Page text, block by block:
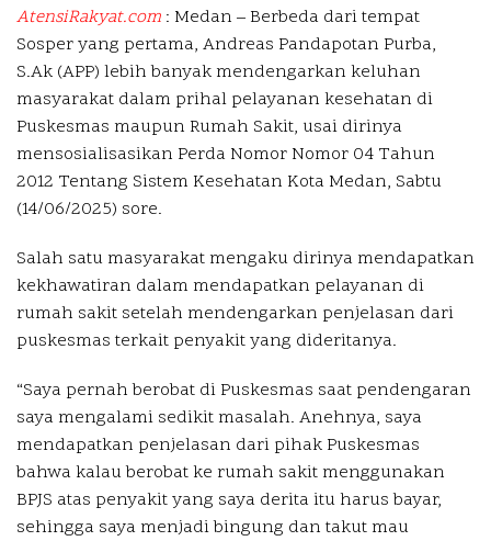
AtensiRakyat.com : Medan – Berbeda dari tempat
Sosper yang pertama, Andreas Pandapotan Purba,
S.Ak (APP) lebih banyak mendengarkan keluhan
masyarakat dalam prihal pelayanan kesehatan di
Puskesmas maupun Rumah Sakit, usai dirinya
mensosialisasikan Perda Nomor Nomor 04 Tahun
2012 Tentang Sistem Kesehatan Kota Medan, Sabtu
(14/06/2025) sore.
Salah satu masyarakat mengaku dirinya mendapatkan
kekhawatiran dalam mendapatkan pelayanan di
rumah sakit setelah mendengarkan penjelasan dari
puskesmas terkait penyakit yang dideritanya.
“Saya pernah berobat di Puskesmas saat pendengaran
saya mengalami sedikit masalah. Anehnya, saya
mendapatkan penjelasan dari pihak Puskesmas
bahwa kalau berobat ke rumah sakit menggunakan
BPJS atas penyakit yang saya derita itu harus bayar,
sehingga saya menjadi bingung dan takut mau